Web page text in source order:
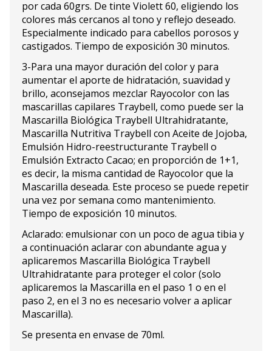
por cada 60grs. De tinte Violett 60, eligiendo los
colores más cercanos al tono y reflejo deseado.
Especialmente indicado para cabellos porosos y
castigados. Tiempo de exposición 30 minutos.
3-Para una mayor duración del color y para
aumentar el aporte de hidratación, suavidad y
brillo, aconsejamos mezclar Rayocolor con las
mascarillas capilares Traybell, como puede ser la
Mascarilla Biológica Traybell Ultrahidratante,
Mascarilla Nutritiva Traybell con Aceite de Jojoba,
Emulsión Hidro-reestructurante Traybell o
Emulsión Extracto Cacao; en proporción de 1+1,
es decir, la misma cantidad de Rayocolor que la
Mascarilla deseada. Este proceso se puede repetir
una vez por semana como mantenimiento.
Tiempo de exposición 10 minutos.
Aclarado: emulsionar con un poco de agua tibia y
a continuación aclarar con abundante agua y
aplicaremos Mascarilla Biológica Traybell
Ultrahidratante para proteger el color (solo
aplicaremos la Mascarilla en el paso 1 o en el
paso 2, en el 3 no es necesario volver a aplicar
Mascarilla).
Se presenta en envase de 70ml.